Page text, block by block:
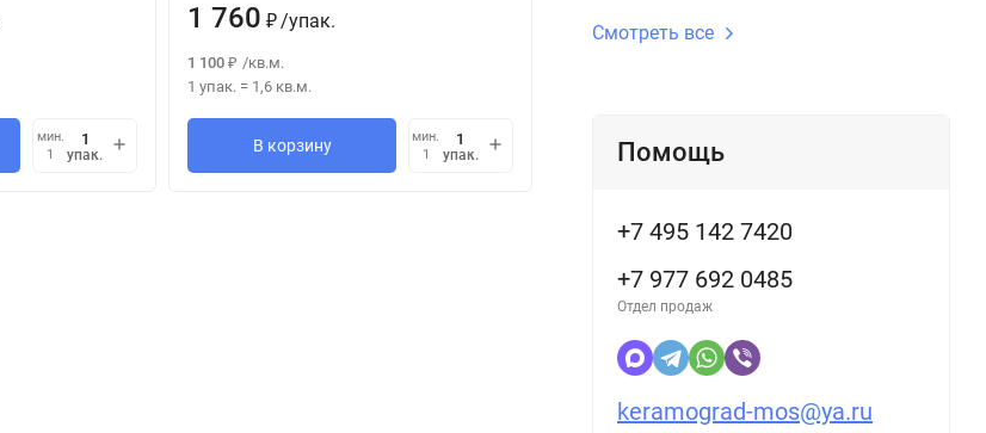
мин.
1
упак.
1 760 ₽ /упак.
1 100 ₽ /кв.м.
1 упак. = 1,6 кв.м.
В корзину
мин.
1
упак.
1 797,39
В корзину
Смотреть все
Помощь
+7 495 142 7420
+7 977 692 0485
Отдел продаж
keramograd-mos@ya.ru